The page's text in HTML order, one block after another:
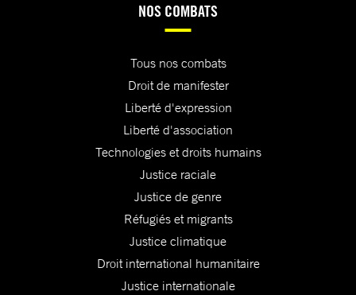
NOS COMBATS
Tous nos combats
Droit de manifester
Liberté d'expression
Liberté d'association
Technologies et droits humains
Justice raciale
Justice de genre
Réfugiés et migrants
Justice climatique
Droit international humanitaire
Justice internationale